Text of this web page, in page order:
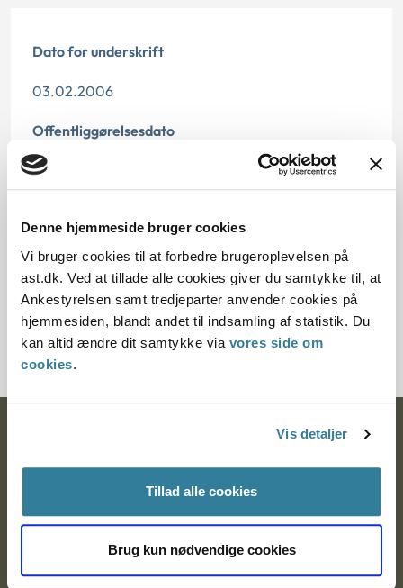
Denne hjemmeside bruger cookies
Vi bruger cookies til at forbedre brugeroplevelsen på
ast.dk. Ved at tillade alle cookies giver du samtykke til, at
Ankestyrelsen samt tredjeparter anvender cookies på
hjemmesiden, blandt andet til indsamling af statistik. Du
kan altid ændre dit samtykke via vores side om
cookies.
Vis detaljer
Tillad alle cookies
Brug kun nødvendige cookies
Dato for underskrift
03.02.2006
Offentliggørelsesdato
11.07.2013
§ 29 § 12 § 6 § 17
Journalnummer
7000310-05
Postadresse:
Nytorv 7, 2. sal